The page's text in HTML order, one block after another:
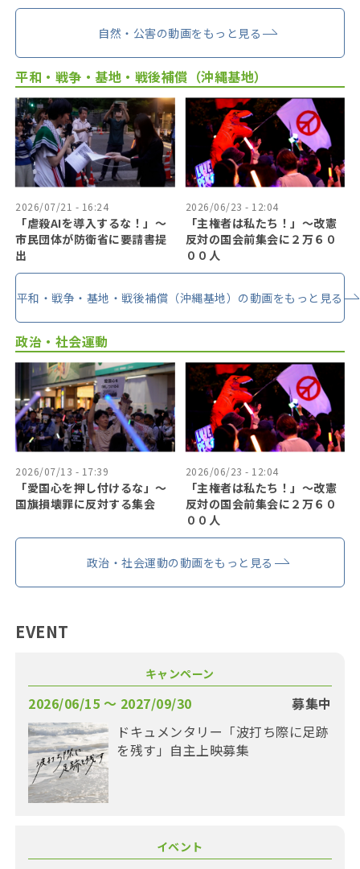
自然・公害の動画をもっと見る
平和・戦争・基地・戦後補償（沖縄基地）
2026/07/21 - 16:24
「虐殺AIを導入するな！」〜
市民団体が防衛省に要請書提
出
2026/06/23 - 12:04
「主権者は私たち！」〜改憲
反対の国会前集会に２万６０
００人
平和・戦争・基地・戦後補償（沖縄基地）の動画をもっと見る
政治・社会運動
2026/07/13 - 17:39
「愛国心を押し付けるな」〜
国旗損壊罪に反対する集会
2026/06/23 - 12:04
「主権者は私たち！」〜改憲
反対の国会前集会に２万６０
００人
政治・社会運動の動画をもっと見る
EVENT
キャンペーン
2026/06/15 〜 2027/09/30
募集中
ドキュメンタリー「波打ち際に足跡
を残す」自主上映募集
イベント